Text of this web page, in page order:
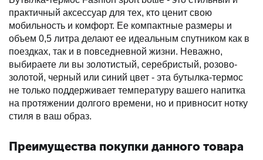
практичный аксессуар для тех, кто ценит свою
мобильность и комфорт. Ее компактные размеры и
объем 0,5 литра делают ее идеальным спутником как в
поездках, так и в повседневной жизни. Неважно,
выбираете ли вы золотистый, серебристый, розово-
золотой, черный или синий цвет - эта бутылка-термос
не только поддерживает температуру вашего напитка
на протяжении долгого времени, но и привносит нотку
стиля в ваш образ.
Преимущества покупки данного товара